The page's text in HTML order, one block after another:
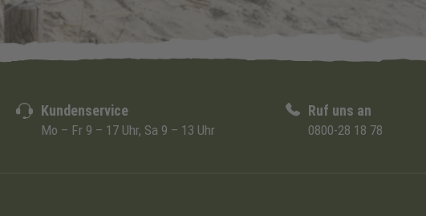
Kundenservice
Mo – Fr 9 – 17 Uhr, Sa 9 – 13 Uhr
Ruf uns an
0800-28 18 78